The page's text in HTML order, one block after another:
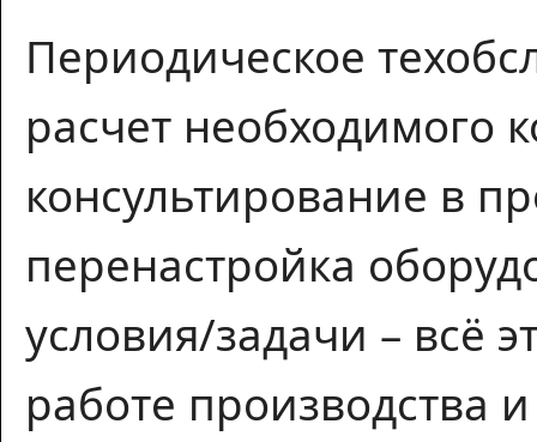
Периодическое
расчет необходимого
консультирование в
перенастройка
условия/задачи – всё
работе производства